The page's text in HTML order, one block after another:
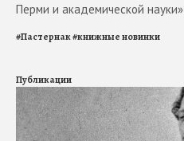
Перми и академической науки»
#Пастернак#книжные новинки
Публикации